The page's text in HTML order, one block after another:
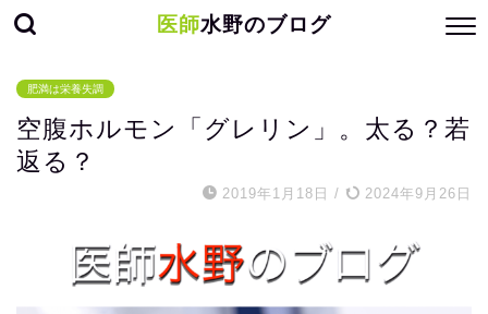
医師水野のブログ
肥満は栄養失調
空腹ホルモン「グレリン」。太る？若
返る？
2019年1月18日 / 2024年9月26日